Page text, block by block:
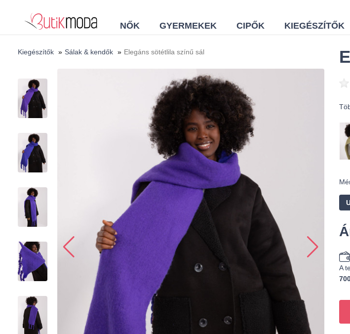
NŐK GYERMEKEK CIPŐK KIEGÉSZÍTŐK
Kiegészítők » Sálak & kendők » Elegáns sötétlila színű sál
A